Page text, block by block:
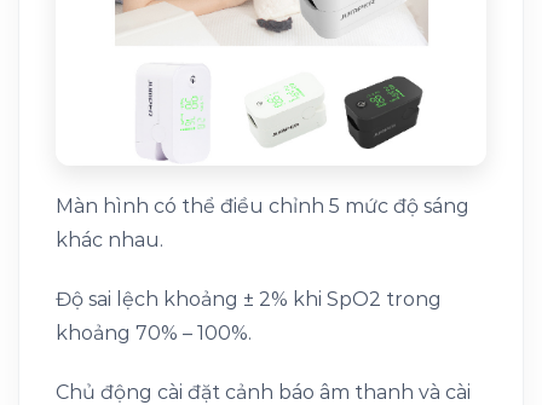
Màn hình có thể điều chỉnh 5 mức độ sáng
khác nhau.
Độ sai lệch khoảng ± 2% khi SpO2 trong
khoảng 70% – 100%.
Chủ động cài đặt cảnh báo âm thanh và cài